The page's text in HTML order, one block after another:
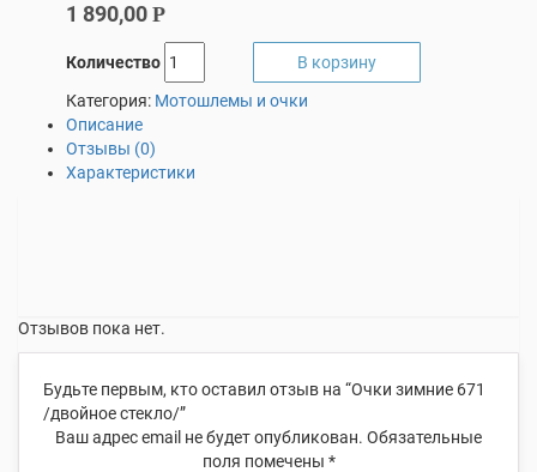
1 890,00 Р
Количество
В корзину
Категория: Мотошлемы и очки
Описание
Отзывы (0)
Характеристики
Отзывов пока нет.
Будьте первым, кто оставил отзыв на “Очки зимние 671
/двойное стекло/”
Ваш адрес email не будет опубликован. Обязательные
поля помечены *